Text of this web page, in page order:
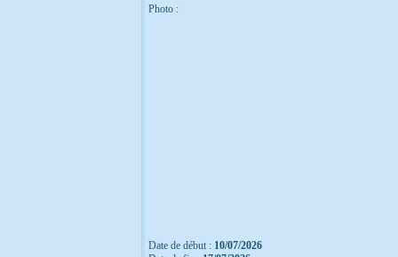
Photo :
Date de début : 10/07/2026